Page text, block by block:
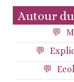
Autour